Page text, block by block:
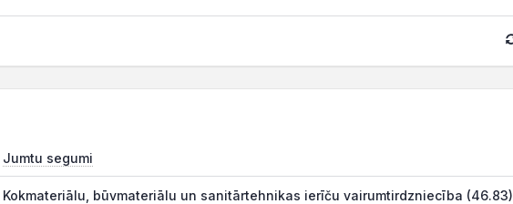
Jumtu segumi
Kokmateriālu, būvmateriālu un sanitārtehnikas ierīču vairumtirdzniecība (46.83)